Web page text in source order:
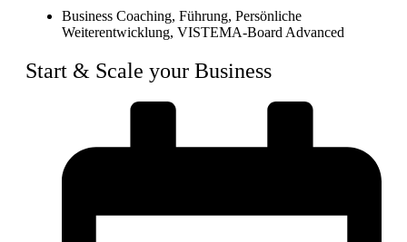
Business Coaching, Führung, Persönliche
Weiterentwicklung, VISTEMA-Board Advanced
Start & Scale your Business